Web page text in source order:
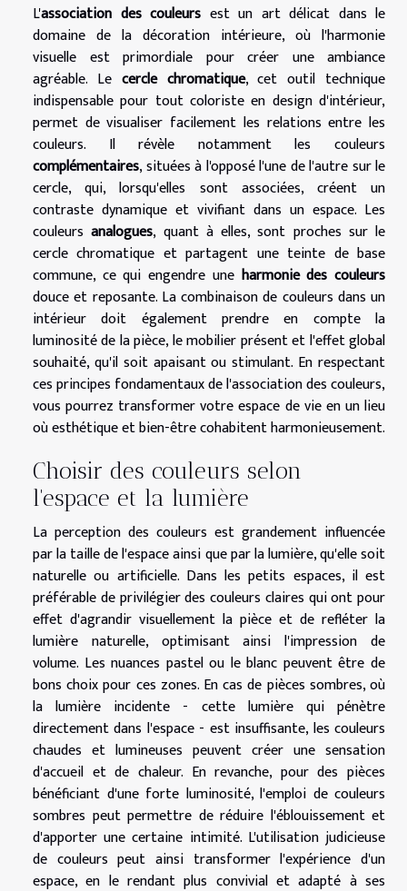
L'association des couleurs est un art délicat dans le
domaine de la décoration intérieure, où l'harmonie
visuelle est primordiale pour créer une ambiance
agréable. Le cercle chromatique, cet outil technique
indispensable pour tout coloriste en design d'intérieur,
permet de visualiser facilement les relations entre les
couleurs. Il révèle notamment les couleurs
complémentaires, situées à l'opposé l'une de l'autre sur le
cercle, qui, lorsqu'elles sont associées, créent un
contraste dynamique et vivifiant dans un espace. Les
couleursanalogues, quant à elles, sont proches sur le
cercle chromatique et partagent une teinte de base
commune, ce qui engendre une harmonie des couleurs
douce et reposante. La combinaison de couleurs dans un
intérieur doit également prendre en compte la
luminosité de la pièce, le mobilier présent et l'effet global
souhaité, qu'il soit apaisant ou stimulant. En respectant
ces principes fondamentaux de l'association des couleurs,
vous pourrez transformer votre espace de vie en un lieu
où esthétique et bien-être cohabitent harmonieusement.
Choisir des couleurs selon
l'espace et la lumière
La perception des couleurs est grandement influencée
par la taille de l'espace ainsi que par la lumière, qu'elle soit
naturelle ou artificielle. Dans les petits espaces, il est
préférable de privilégier des couleurs claires qui ont pour
effet d'agrandir visuellement la pièce et de refléter la
lumière naturelle, optimisant ainsi l'impression de
volume. Les nuances pastel ou le blanc peuvent être de
bons choix pour ces zones. En cas de pièces sombres, où
la lumière incidente - cette lumière qui pénètre
directement dans l'espace - est insuffisante, les couleurs
chaudes et lumineuses peuvent créer une sensation
d'accueil et de chaleur. En revanche, pour des pièces
bénéficiant d'une forte luminosité, l'emploi de couleurs
sombres peut permettre de réduire l'éblouissement et
d'apporter une certaine intimité. L'utilisation judicieuse
de couleurs peut ainsi transformer l'expérience d'un
espace, en le rendant plus convivial et adapté à ses